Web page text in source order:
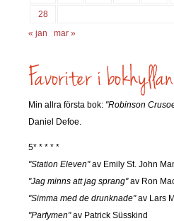
28
« jan
mar »
Min allra första bok: "Robinson
Daniel Defoe.
5* * * * *
"Station Eleven"av Emily St. John
"Jag minns att jag sprang"av Ron
"Simma med de drunknade"av Lars
"Parfymen"av Patrick Süsskind